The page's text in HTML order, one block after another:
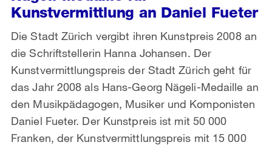
Kunstvermittlung an Daniel Fueter
Die Stadt Zürich vergibt ihren Kunstpreis 2008 an
die Schriftstellerin Hanna Johansen. Der
Kunstvermittlungspreis der Stadt Zürich geht für
das Jahr 2008 als Hans-Georg Nägeli-Medaille an
den Musikpädagogen, Musiker und Komponisten
Daniel Fueter. Der Kunstpreis ist mit 50 000
Franken, der Kunstvermittlungspreis mit 15 000